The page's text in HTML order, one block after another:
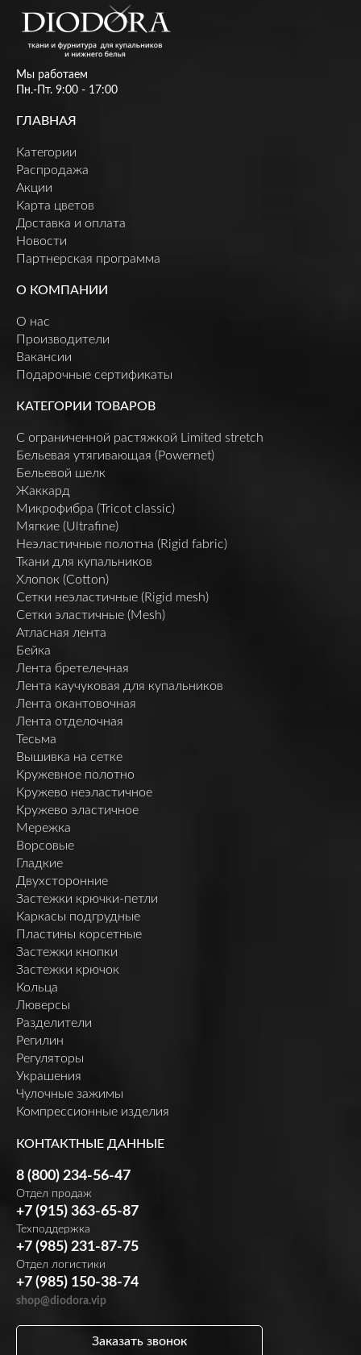
Мы работаем
Пн.-Пт. 9:00 - 17:00
ГЛАВНАЯ
Категории
Распродажа
Акции
Карта цветов
Доставка и оплата
Новости
Партнерская программа
О КОМПАНИИ
О нас
Производители
Вакансии
Подарочные сертификаты
КАТЕГОРИИ ТОВАРОВ
C ограниченной растяжкой Limited stretch
Бельевая утягивающая (Powernet)
Бельевой шелк
Жаккард
Микрофибра (Tricot classic)
Мягкие (Ultrafine)
Неэластичные полотна (Rigid fabric)
Ткани для купальников
Хлопок (Cotton)
Сетки неэластичные (Rigid mesh)
Сетки эластичные (Mesh)
Атласная лента
Бейка
Лента бретелечная
Лента каучуковая для купальников
Лента окантовочная
Лента отделочная
Тесьма
Вышивка на сетке
Кружевное полотно
Кружево неэластичное
Кружево эластичное
Мережка
Ворсовые
Гладкие
Двухсторонние
Застежки крючки-петли
Каркасы подгрудные
Пластины корсетные
Застежки кнопки
Застежки крючок
Кольца
Люверсы
Разделители
Регилин
Регуляторы
Украшения
Чулочные зажимы
Компрессионные изделия
КОНТАКТНЫЕ ДАННЫЕ
8 (800) 234-56-47
Отдел продаж
+7 (915) 363-65-87
Техподдержка
+7 (985) 231-87-75
Отдел логистики
+7 (985) 150-38-74
shop@diodora.vip
Заказать звонок